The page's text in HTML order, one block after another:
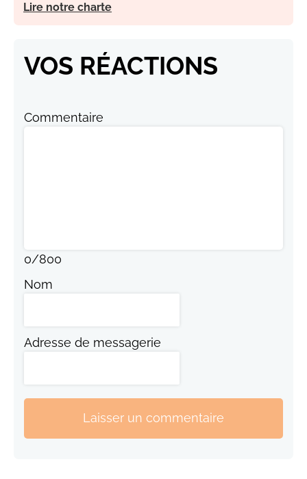
Lire notre charte
VOS RÉACTIONS
Commentaire
0/800
Nom
Adresse de messagerie
Laisser un commentaire